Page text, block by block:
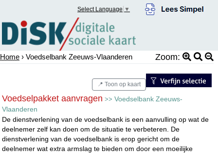
Select Language ▼
Home › Voedselbank Zeeuws-Vlaanderen Zoom:
📍 Toon op kaart
Voedselpakket aanvragen >>Voedselbank Zeeuws-
Vlaanderen
De dienstverlening van de voedselbank is een aanvulling op wat de
deelnemer zelf kan doen om de situatie te verbeteren. De
dienstverlening van de voedselbank is erop gericht om de
deelnemer wat extra armslag te bieden om door een moeilijke